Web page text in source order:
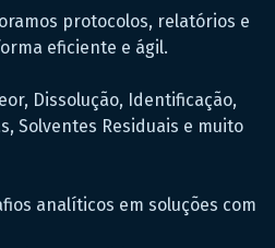
protocolos, relatórios e
eficiente e ágil.
Dissolução, Identificação,
Solventes Residuais e muito
analíticos em soluções com